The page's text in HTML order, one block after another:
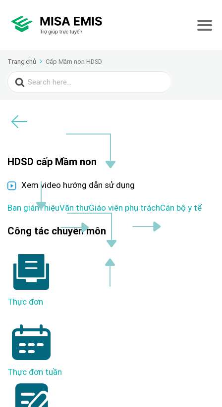
Trang chủ Cấp Mầm non HDSD
Search
for:
HDSD cấp Mầm non
Xem video hướng dẫn sử dụng
Ban giám hiệuVăn thưGiáo viên phụ tráchCán bộ y tế
Công tác chuyên môn
Thực đơn
Thực đơn tuần